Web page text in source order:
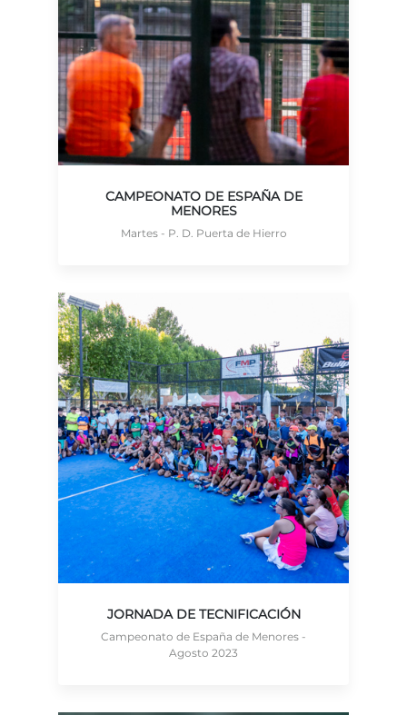
CAMPEONATO DE ESPAÑA DE
MENORES
Martes - P. D. Puerta de Hierro
JORNADA DE TECNIFICACIÓN
Campeonato de España de Menores -
Agosto 2023